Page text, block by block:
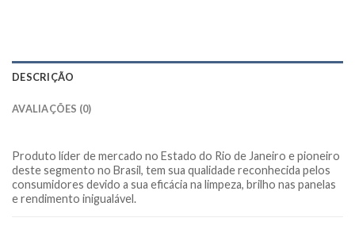
DESCRIÇÃO
AVALIAÇÕES (0)
Produto líder de mercado no Estado do Rio de Janeiro e pioneiro
deste segmento no Brasil, tem sua qualidade reconhecida pelos
consumidores devido a sua eficácia na limpeza, brilho nas panelas
e rendimento inigualável.